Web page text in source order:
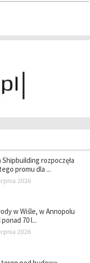
rozpoczęła
promu dla ...
2026
w Wiśle, w Annopolu
70 l...
2026